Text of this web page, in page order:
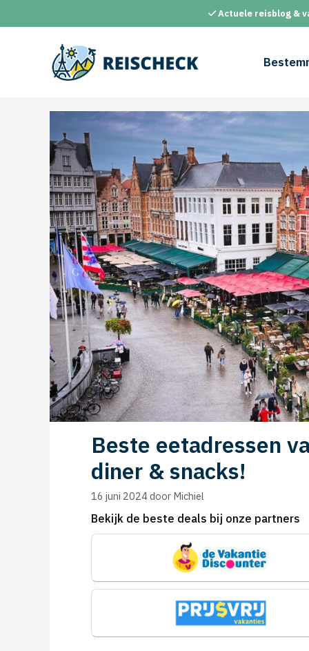
naar
Actuele reisblog &
Beste eetadressen
diner & snacks!
16 juni 2024door Michiel
Bekijk de beste deals bij onze partners